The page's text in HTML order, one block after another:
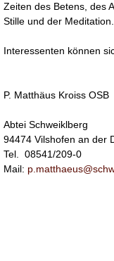
Zeiten des Betens, des
Stille und der Meditation.
Interessenten können
P. Matthäus Kroiss OSB
Abtei Schweiklberg
94474 Vilshofen an der
Tel. 08541/209-0
Mail: